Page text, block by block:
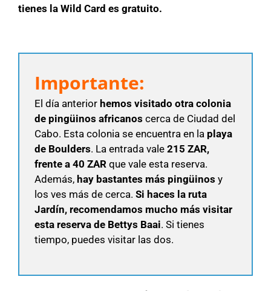
tienes la Wild Card es gratuito.
Importante:
El día anterior hemos visitado otra colonia
de pingüinos africanos cerca de Ciudad del
Cabo. Esta colonia se encuentra en la playa
de Boulders. La entrada vale 215 ZAR,
frente a 40 ZAR que vale esta reserva.
Además, hay bastantes más pingüinos y
los ves más de cerca. Si haces la ruta
Jardín, recomendamos mucho más visitar
esta reserva de Bettys Baai. Si tienes
tiempo, puedes visitar las dos.